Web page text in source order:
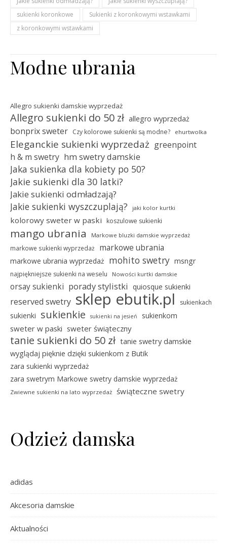
sukienki koronkowe
Sukienki z koronkowymi wstawkami
z koronkowymi wstawkami
Modne ubrania
Allegro sukienki damskie wyprzedaż
Allegro sukienki do 50 zł allegro wyprzedaż
bonprix sweter Czy kolorowe sukienki są modne? ehurtwolka
Eleganckie sukienki wyprzedaż greenpoint
h & m swetry hm swetry damskie
Jaka sukienka dla kobiety po 50?
Jakie sukienki dla 30 latki?
Jakie sukienki odmładzają?
Jakie sukienki wyszczuplają? jaki kolor kurtki
kolorowy sweter w paski koszulowe sukienki
mango ubrania Markowe bluzki damskie wyprzedaż
markowe sukienki wyprzedaż markowe ubrania
markowe ubrania wyprzedaż mohito swetry msngr
najpiękniejsze sukienki na weselu Nowości kurtki damskie
orsay sukienki porady stylistki quiosque sukienki
reserved swetry sklep ebutik.pl sukienkach
sukienki sukienkie sukienki na jesień sukienkom
sweter w paski sweter świąteczny
tanie sukienki do 50 zł tanie swetry damskie
wyglądaj pięknie dzięki sukienkom z Butik
zara sukienki wyprzedaż
zara swetrym Markowe swetry damskie wyprzedaż
Zwiewne sukienki na lato wyprzedaż świąteczne swetry
Odzież damska
adidas
Akcesoria damskie
Aktualności